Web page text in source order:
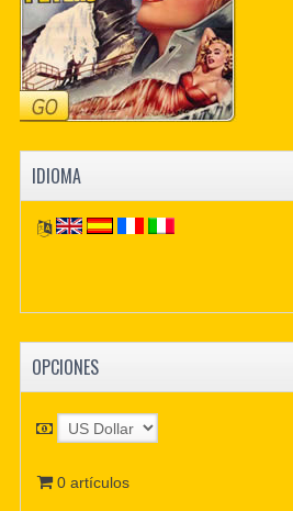
IDIOMA
OPCIONES
0 artículos